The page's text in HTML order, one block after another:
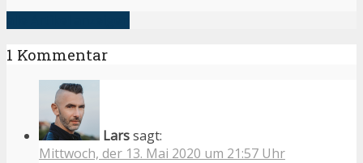
1 Kommentar
Larssagt:
Mittwoch, der 13. Mai 2020 um 21:57 Uhr